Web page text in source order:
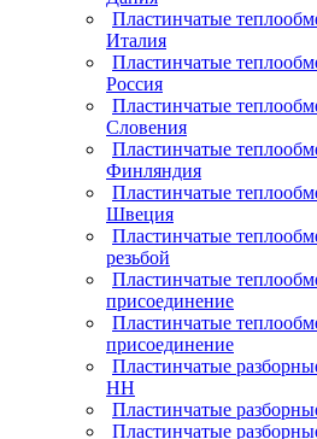
Пластинчатые
Италия
Пластинчатые
Россия
Пластинчатые
Словения
Пластинчатые
Финляндия
Пластинчатые
Швеция
Пластинчатые
резьбой
Пластинчатые
присоединение
Пластинчатые
присоединение
Пластинчатые
НН
Пластинчатые
Пластинчатые